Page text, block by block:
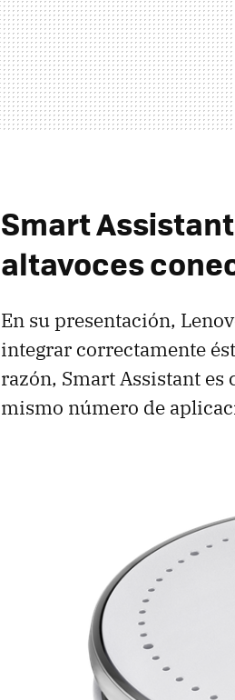
Smart
altavoces
En su presentación,
integrar correctamente
razón, Smart Assistant
mismo número de